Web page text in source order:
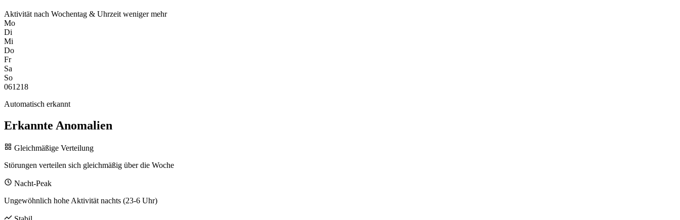
Aktivität nach Wochentag & Uhrzeit wenigermehr
Mo
Di
Mi
Do
Fr
Sa
So
061218
Automatisch erkannt
Erkannte Anomalien
Gleichmäßige Verteilung
Störungen verteilen sich gleichmäßig über die Woche
Nacht-Peak
Ungewöhnlich hohe Aktivität nachts (23-6 Uhr)